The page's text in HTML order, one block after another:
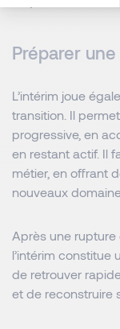
Préparer
L’intérim joue
transition. Il
progressive, en
en restant actif. Il
métier, en offrant
nouveaux
Après une rupture
l’intérim constitue
de retrouver
et de reconstruire